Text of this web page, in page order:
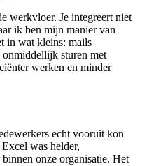
werkvloer. Je integreert niet
ik ben mijn manier van
in wat kleins: mails
onmiddellijk sturen met
werken en minder
echt vooruit kon
was helder,
onze organisatie. Het